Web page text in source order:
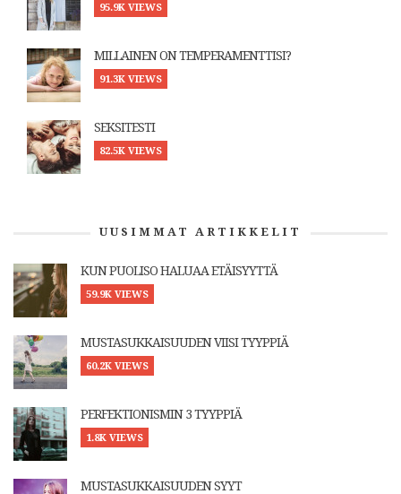
95.9K VIEWS
MILLAINEN ON TEMPERAMENTTISI?
91.3K VIEWS
SEKSITESTI
82.5K VIEWS
UUSIMMAT ARTIKKELIT
KUN PUOLISO HALUAA ETÄISYYTTÄ
59.9K VIEWS
MUSTASUKKAISUUDEN VIISI TYYPPIÄ
60.2K VIEWS
PERFEKTIONISMIN 3 TYYPPIÄ
1.8K VIEWS
MUSTASUKKAISUUDEN SYYT